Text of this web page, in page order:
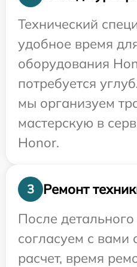
Технический
удобное время
оборудования
потребуется
мы организуем
мастерскую в
Honor.
3
Ремонт
После
согласуем с вами
расчет, время